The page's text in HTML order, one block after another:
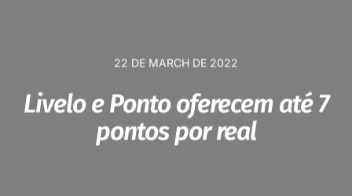
22 DE MARCH DE 2022
Livelo e Ponto oferecem até 7
pontos por real